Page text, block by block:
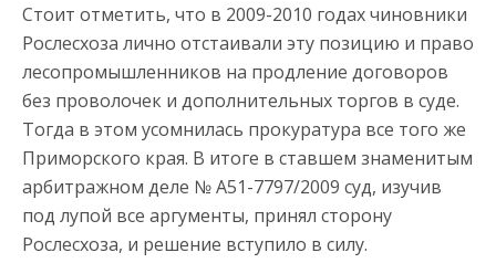
Стоит отметить, что в 2009-2010 годах чиновники
Рослесхоза лично отстаивали эту позицию и право
лесопромышленников на продление договоров
без проволочек и дополнительных торгов в суде.
Тогда в этом усомнилась прокуратура все того же
Приморского края. В итоге в ставшем знаменитым
арбитражном деле № А51-7797/2009 суд, изучив
под лупой все аргументы, принял сторону
Рослесхоза, и решение вступило в силу.